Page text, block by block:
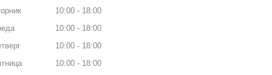
10:00
18:00
10:00
18:00
10:00
18:00
10:00
18:00